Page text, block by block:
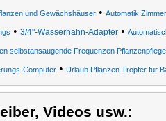
und Gewächshäuser • Automatik
• 3/4"-Wasserhahn-Adapter •
selbstansaugende Frequenzen
Computer• Urlaub Pflanzen Tropfer für
Videos usw.: